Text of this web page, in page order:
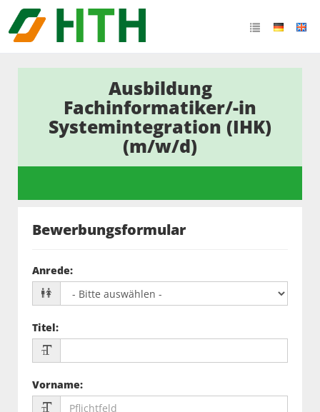
Ausbildung
Fachinformatiker/-in
Systemintegration (IHK)
(m/w/d)
Bewerbungsformular
Anrede:
Titel:
Vorname: